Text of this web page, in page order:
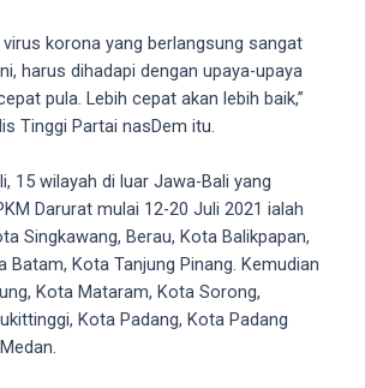
virus korona yang berlangsung sangat
harus dihadapi dengan upaya-upaya
pula. Lebih cepat akan lebih baik,”
Tinggi Partai nasDem itu.
15 wilayah di luar Jawa-Bali yang
Darurat mulai 12-20 Juli 2021 ialah
Singkawang, Berau, Kota Balikpapan,
Batam, Kota Tanjung Pinang. Kemudian
Kota Mataram, Kota Sorong,
Kota Padang, Kota Padang